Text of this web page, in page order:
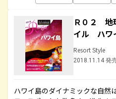
Ｒ０２ 地
イル ハワ
Resort Style
2018.11.14 発
ハワイ島のダイナミックな自然